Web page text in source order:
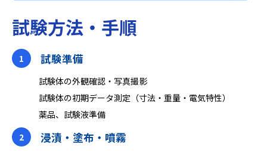
試験方法・手順
1 試験準備
試験体の外観確認‧写真撮影
試験体の初期データ測定（⼨法‧重量‧電気特性）
薬品、試験液準備
2
浸漬・塗布・噴霧